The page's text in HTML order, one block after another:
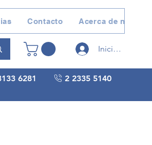
Contacto Acerca de nosotros
Iniciar sesión
2 2335 5140
6281